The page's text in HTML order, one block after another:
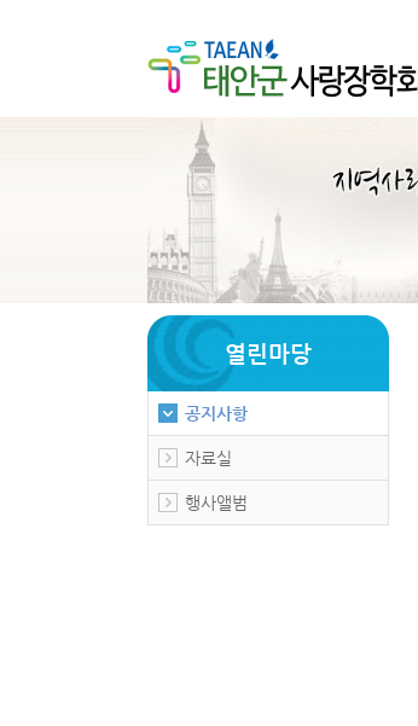
열린마당
공지사항
자료실
행사앨범